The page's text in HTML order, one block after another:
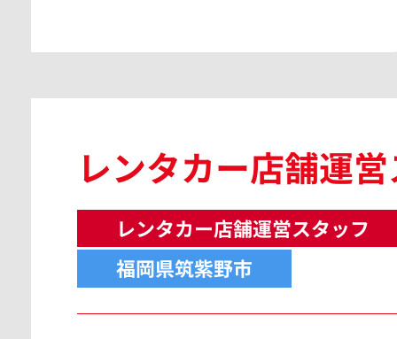
レンタカー店舗運
レンタカー店舗運営スタッフ
福岡県筑紫野市